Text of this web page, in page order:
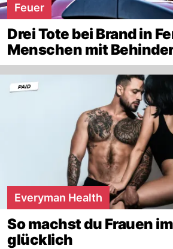
Feuer
Drei Tote bei Brand in
Menschen mit
Everyman Health
So machst du Frauen
glücklich